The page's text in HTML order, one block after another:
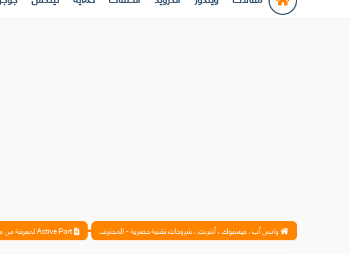
واتس آب ، فيسبوك ، أنترنت ، شروحات تقنية حصرية - المحترف